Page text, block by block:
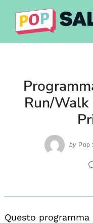
content
Run/Walk
by Pop
Questo